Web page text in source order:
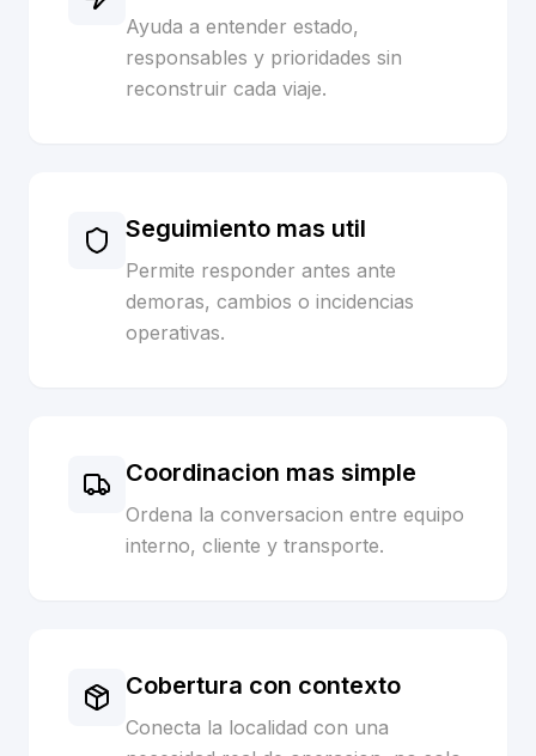
Ayuda a entender estado,
responsables y prioridades sin
reconstruir cada viaje.
Seguimiento mas util
Permite responder antes ante
demoras, cambios o incidencias
operativas.
Coordinacion mas simple
Ordena la conversacion entre equipo
interno, cliente y transporte.
Cobertura con contexto
Conecta la localidad con una